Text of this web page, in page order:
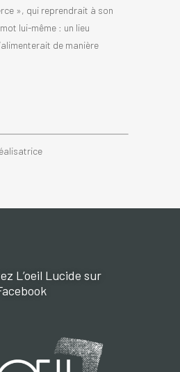
», qui reprendrait à son
lui-même : un lieu
de manière
L’oeil Lucide sur